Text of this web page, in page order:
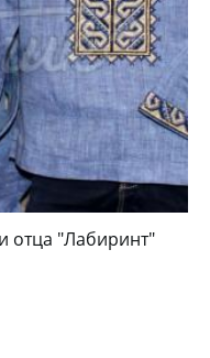
отца "Лабиринт"